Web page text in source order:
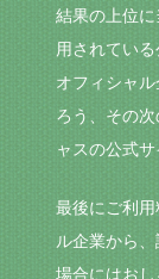
結果の上位
用されてい
オフィシャ
ろう、その
ャスの公式サ
最後にご利
ル企業から
場合にはお